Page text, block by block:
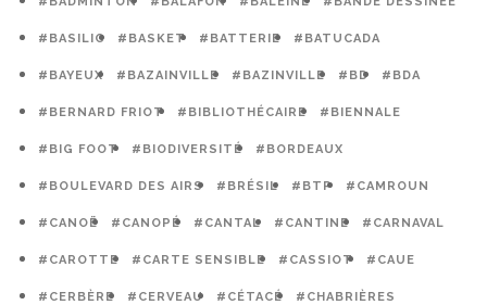
#BASILIC #BASKET #BATTERIE #BATUCADA
#BAYEUX #BAZAINVILLE #BAZINVILLE #BD #BDA
#BERNARD FRIOT #BIBLIOTHÉCAIRE #BIENNALE
#BIG FOOT #BIODIVERSITÉ #BORDEAUX
#BOULEVARD DES AIRS #BRÉSIL #BTP #CAMROUN
#CANOË #CANOPÉ #CANTAL #CANTINE #CARNAVAL
#CAROTTE #CARTE SENSIBLE #CASSIOT #CAUE
#CERBÈRE #CERVEAU #CÉTACÉ #CHABRIÈRES